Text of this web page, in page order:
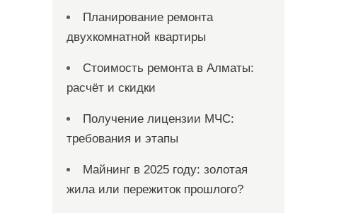
Планирование ремонта
двухкомнатной квартиры
Стоимость ремонта в Алматы:
расчёт и скидки
Получение лицензии МЧС:
требования и этапы
Майнинг в 2025 году: золотая
жила или пережиток прошлого?